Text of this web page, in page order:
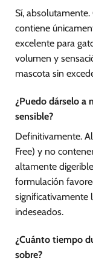
Sí,
contiene
excelente para
volumen y
mascota sin
¿Puedo dárselo a
sensible?
Definitivamente.
Free) y no
altamente
formulación
significativamente
indeseados.
¿Cuánto tiempo
sobre?